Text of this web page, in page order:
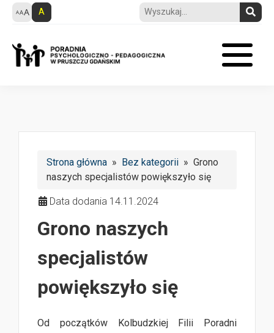
A
Strona główna » Bez kategorii » Grono
naszych specjalistów powiększyło się
Data dodania 14.11.2024
Grono naszych
specjalistów
powiększyło się
Od początków Kolbudzkiej Filii Poradni